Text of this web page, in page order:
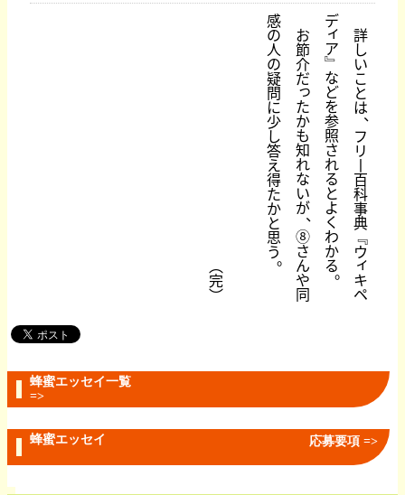
詳
し
い
こ
と
は、
フ
リ
丨
百
科
事
典
﹃
ウ
ィ
キ
ペ
デ
ィ
ア
﹄
な
ど
を
参
照
さ
れ
る
と
よ
く
わ
か
る。
お
節
介
だ
っ
た
か
も
知
れ
な
い
が、
⑧
さ
ん
や
同
感
の
人
の
疑
問
に
少
し
答
え
得
た
か
と
思
う。
︵
完
︶
蜂蜜エッセイ一覧
=>
蜂蜜エッセイ 応募要項 =>